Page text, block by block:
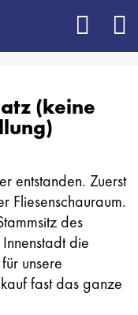
(keine
entstanden. Zuerst
Fliesenschauraum.
des
die
unsere
fast das ganze